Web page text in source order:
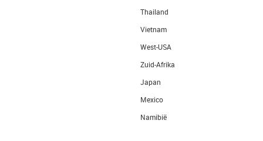
Thailand
Vietnam
West-USA
Zuid-Afrika
Japan
Mexico
Namibië